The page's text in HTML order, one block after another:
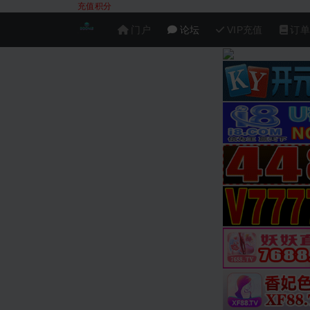
充值积分
门户 论坛 VIP充值 订